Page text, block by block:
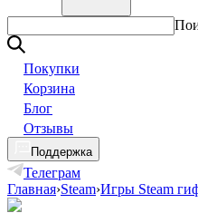
Покупки
Корзина
Блог
Отзывы
Поддержка
Телеграм
Главная›Steam›Игры Steam